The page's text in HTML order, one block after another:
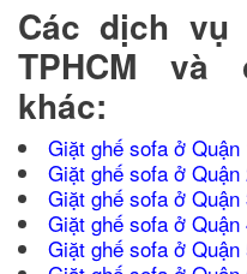
Các dịch
TPHCM và
khác:
Giặt ghế sofa ở Quận
Giặt ghế sofa ở Quận
Giặt ghế sofa ở Quận
Giặt ghế sofa ở Quận
Giặt ghế sofa ở Quận